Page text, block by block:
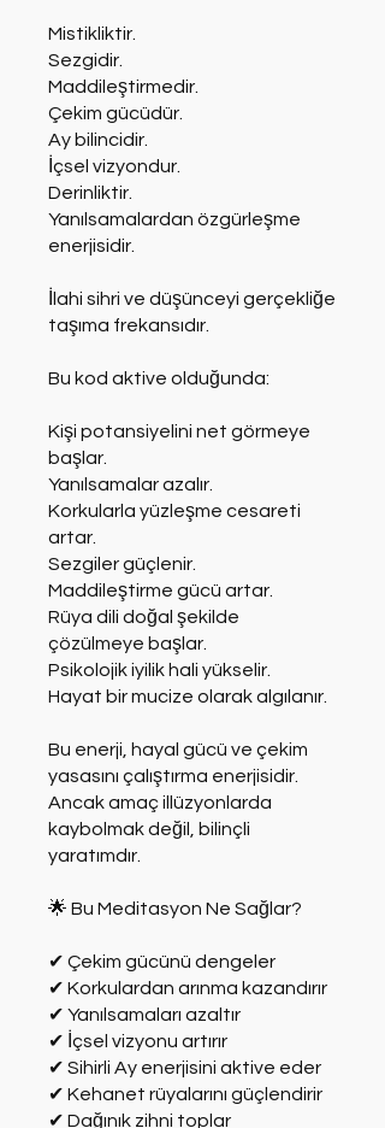
Mistikliktir.
Sezgidir.
Maddileştirmedir.
Çekim gücüdür.
Ay bilincidir.
İçsel vizyondur.
Derinliktir.
Yanılsamalardan özgürleşme
enerjisidir.
İlahi sihri ve düşünceyi gerçekliğe
taşıma frekansıdır.
Bu kod aktive olduğunda:
Kişi potansiyelini net görmeye
başlar.
Yanılsamalar azalır.
Korkularla yüzleşme cesareti
artar.
Sezgiler güçlenir.
Maddileştirme gücü artar.
Rüya dili doğal şekilde
çözülmeye başlar.
Psikolojik iyilik hali yükselir.
Hayat bir mucize olarak algılanır.
Bu enerji, hayal gücü ve çekim
yasasını çalıştırma enerjisidir.
Ancak amaç illüzyonlarda
kaybolmak değil, bilinçli
yaratımdır.
🌟 Bu Meditasyon Ne Sağlar?
✔ Çekim gücünü dengeler
✔ Korkulardan arınma kazandırır
✔ Yanılsamaları azaltır
✔ İçsel vizyonu artırır
✔ Sihirli Ay enerjisini aktive eder
✔ Kehanet rüyalarını güçlendirir
✔ Dağınık zihni toplar